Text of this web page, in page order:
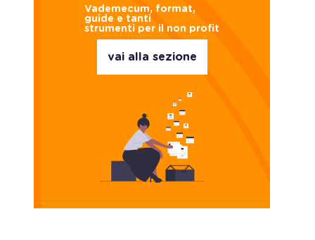
Vademecum, format,
guide e tanti
strumenti per il non profit
vai alla sezione